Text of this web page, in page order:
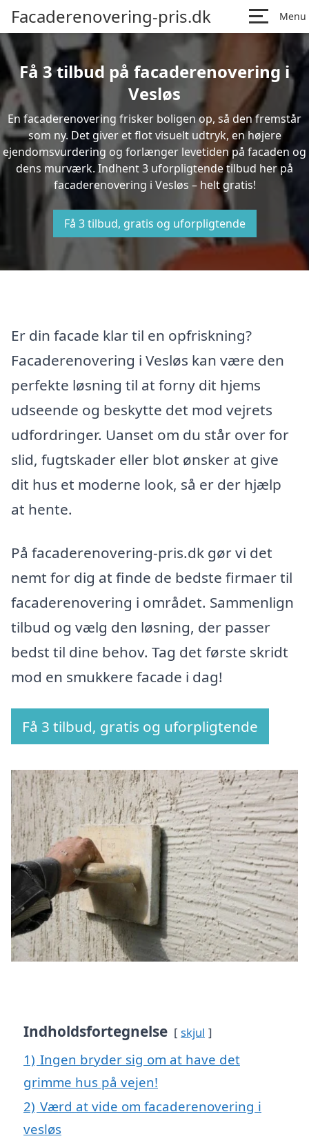
Facaderenovering-pris.dk Menu
Få 3 tilbud på facaderenovering i
Vesløs
En facaderenovering frisker boligen op, så den fremstår
som ny. Det giver et flot visuelt udtryk, en højere
ejendomsvurdering og forlænger levetiden på facaden og
dens murværk. Indhent 3 uforpligtende tilbud her på
facaderenovering i Vesløs – helt gratis!
Få 3 tilbud, gratis og uforpligtende
Er din facade klar til en opfriskning?
Facaderenovering i Vesløs kan være den
perfekte løsning til at forny dit hjems
udseende og beskytte det mod vejrets
udfordringer. Uanset om du står over for
slid, fugtskader eller blot ønsker at give
dit hus et moderne look, så er der hjælp
at hente.
På facaderenovering-pris.dk gør vi det
nemt for dig at finde de bedste firmaer til
facaderenovering i området. Sammenlign
tilbud og vælg den løsning, der passer
bedst til dine behov. Tag det første skridt
mod en smukkere facade i dag!
Få 3 tilbud, gratis og uforpligtende
Indholdsfortegnelse skjul
1) Ingen bryder sig om at have det
grimme hus på vejen!
2) Værd at vide om facaderenovering i
vesløs